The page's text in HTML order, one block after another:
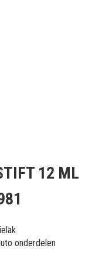
12 ML
onderdelen